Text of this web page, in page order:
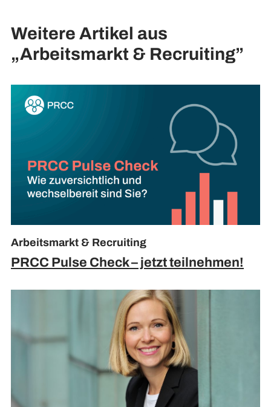
Weitere Artikel aus
„Arbeitsmarkt & Recruiting”
Arbeitsmarkt & Recruiting
PRCC Pulse Check – jetzt teilnehmen!